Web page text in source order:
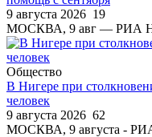
9 августа 2026 19
МОСКВА, 9 авг — РИА
Общество
В Нигере при
человек
9 августа 2026 62
МОСКВА, 9 августа -